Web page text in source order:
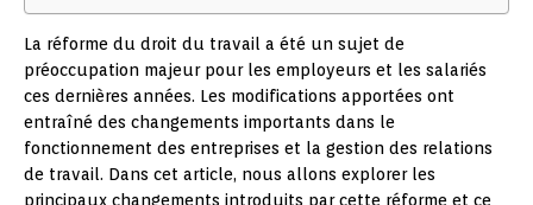
La réforme du droit du travail a été un sujet de
préoccupation majeur pour les employeurs et les salariés
ces dernières années. Les modifications apportées ont
entraîné des changements importants dans le
fonctionnement des entreprises et la gestion des relations
de travail. Dans cet article, nous allons explorer les
principaux changements introduits par cette réforme et ce